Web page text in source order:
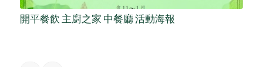
開平餐飲 主廚之家 中餐廳 活動海報